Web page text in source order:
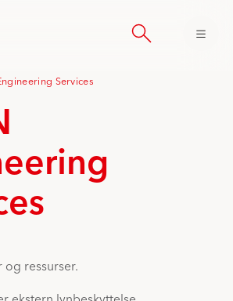
Services
og ressurser.